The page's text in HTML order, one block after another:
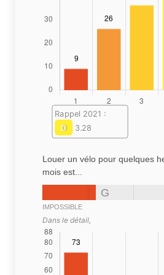
Rappel 2021 :
D
3.28
Louer un vélo pour quelques
mois est...
G
IMPOSSIBLE
Dans le détail,